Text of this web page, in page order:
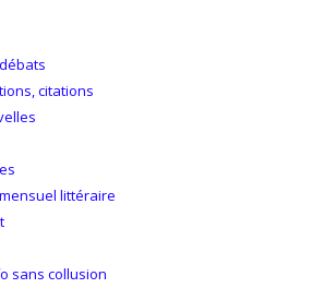
citations
littéraire
sans collusion